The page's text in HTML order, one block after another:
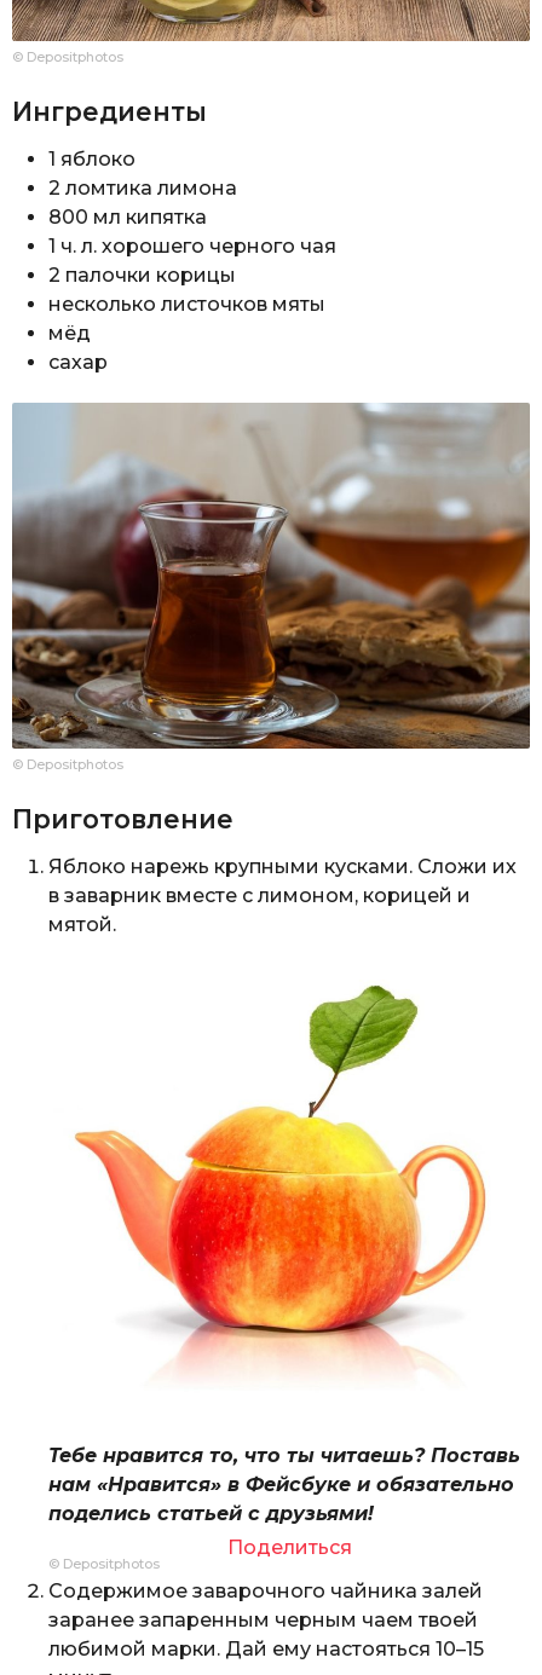
© Depositphotos
Ингредиенты
1 яблоко
2 ломтика лимона
800 мл кипятка
1 ч. л. хорошего черного чая
2 палочки корицы
несколько листочков мяты
мёд
сахар
© Depositphotos
Приготовление
Яблоко нарежь крупными кусками. Сложи их
в заварник вместе с лимоном, корицей и
мятой.
Тебе нравится то, что ты читаешь? Поставь
нам «Нравится» в Фейсбуке и обязательно
поделись статьей с друзьями!
Поделиться
© Depositphotos
Содержимое заварочного чайника залей
заранее запаренным черным чаем твоей
любимой марки. Дай ему настояться 10–15